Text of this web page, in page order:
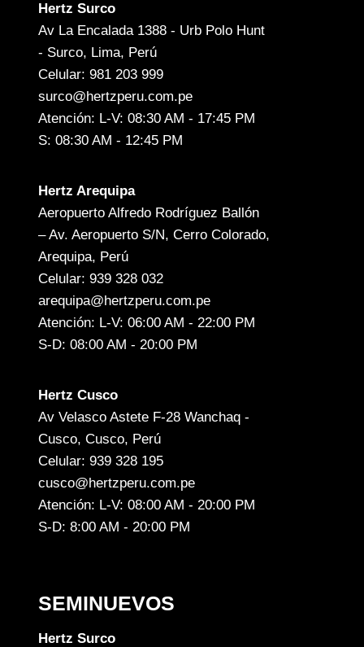
Hertz Surco
Av La Encalada 1388 - Urb Polo Hunt
- Surco, Lima, Perú
Celular: 981 203 999
surco@hertzperu.com.pe
Atención: L-V: 08:30 AM - 17:45 PM
S: 08:30 AM - 12:45 PM
Hertz Arequipa
Aeropuerto Alfredo Rodríguez Ballón
– Av. Aeropuerto S/N, Cerro Colorado,
Arequipa, Perú
Celular: 939 328 032
arequipa@hertzperu.com.pe
Atención: L-V: 06:00 AM - 22:00 PM
S-D: 08:00 AM - 20:00 PM
Hertz Cusco
Av Velasco Astete F-28 Wanchaq -
Cusco, Cusco, Perú
Celular: 939 328 195
cusco@hertzperu.com.pe
Atención: L-V: 08:00 AM - 20:00 PM
S-D: 8:00 AM - 20:00 PM
SEMINUEVOS
Hertz Surco